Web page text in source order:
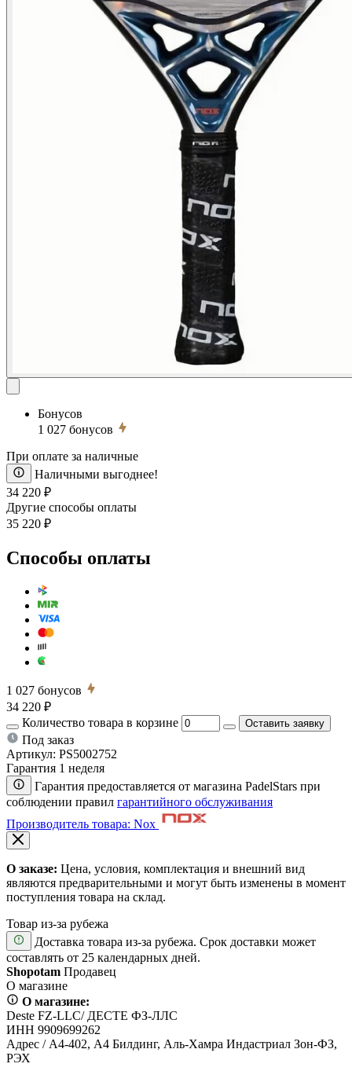
Бонусов
1 027 бонусов
При оплате за наличные
Наличными выгоднее!
34 220 ₽
Другие способы оплаты
35 220 ₽
Способы оплаты
1 027 бонусов
34 220 ₽
Количество товара в корзине
Оставить заявку
Под заказ
Артикул: PS5002752
Гарантия 1 неделя
Гарантия предоставляется от магазина PadelStars при
соблюдении правил гарантийного обслуживания
Производитель товара: Nox
О заказе: Цена, условия, комплектация и внешний вид
являются предварительными и могут быть изменены в момент
поступления товара на склад.
Товар из-за рубежа
Доставка товара из-за рубежа. Срок доставки может
составлять от 25 календарных дней.
Shopotam Продавец
О магазине
О магазине:
Deste FZ-LLC/ ДЕСТЕ ФЗ-ЛЛС
ИНН 9909699262
Адрес / А4-402, А4 Билдинг, Аль-Хамра Индастриал Зон-ФЗ,
РЭХ